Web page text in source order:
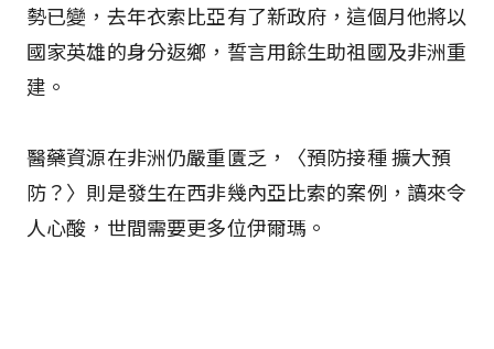
勢已變，去年衣索比亞有了新政府，這個月他將以
國家英雄的身分返鄉，誓言用餘生助祖國及非洲重
建。
醫藥資源在非洲仍嚴重匱乏，〈預防接種 擴大預
防？〉則是發生在西非幾內亞比索的案例，讀來令
人心酸，世間需要更多位伊爾瑪。